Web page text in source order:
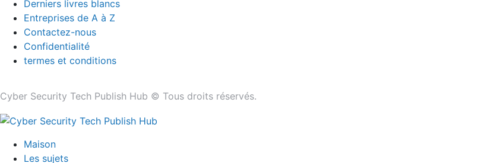
Derniers livres blancs
Entreprises de A à Z
Contactez-nous
Confidentialité
termes et conditions
Cyber ​​Security Tech Publish Hub © Tous droits réservés.
Maison
Les sujets